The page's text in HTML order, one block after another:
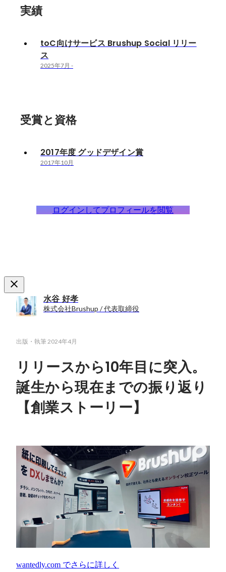
実績
toC向けサービス Brushup Social リリー
ス
2025年7月 -
受賞と資格
2017年度 グッドデザイン賞
2017年10月
ログインしてプロフィールを閲覧
水谷 好孝
株式会社Brushup / 代表取締役
出版・執筆 2024年4月
リリースから10年目に突入。
誕生から現在までの振り返り
【創業ストーリー】
wantedly.com でさらに詳しく